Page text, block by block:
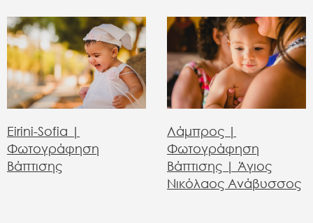
Eirini-Sofia |
Φωτογράφηση
Βάπτισης
Λάμπρος |
Φωτογράφηση
Βάπτισης | Άγιος
Νικόλαος Ανάβυσσος